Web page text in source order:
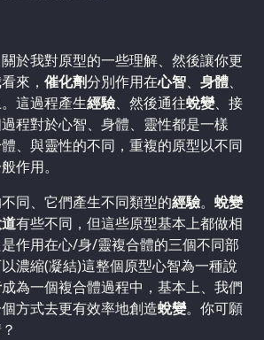
於我對原型的一些理解、然後讓你更
來， 催化劑分別作用在心智、 身體、
這過程產生經驗、然後通往蛻變、接
程對於心智、身體、靈性都是一樣
、與靈性的不同，重複的原型以不同
作用。
同、它們產生不同類型的經驗。 蛻變
有些不同，但這些原型基本上都做相
作用在心/身/靈複合體的三個不同部
濃縮(凝結)這整個原型心智為一種說
成為一個複合體過程中，基本上、我們
方式去更有效率地創造蛻變。你可願